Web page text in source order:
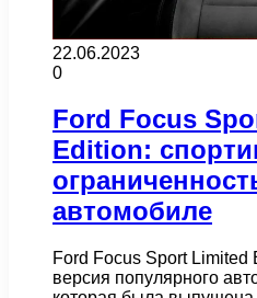
22.06.2023
0
Ford Focus
Edition:
автомобиле
Ford Focus Sport
версия популярного